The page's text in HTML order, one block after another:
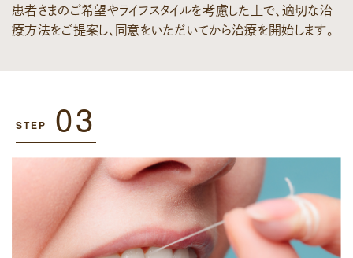
患者さまのご希望やライフスタイルを考慮した上で、適切な治
療方法をご提案し、同意をいただいてから治療を開始します。